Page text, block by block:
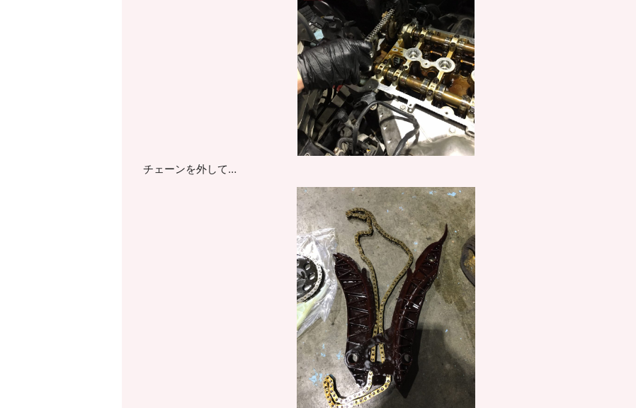
チェーンを外して…